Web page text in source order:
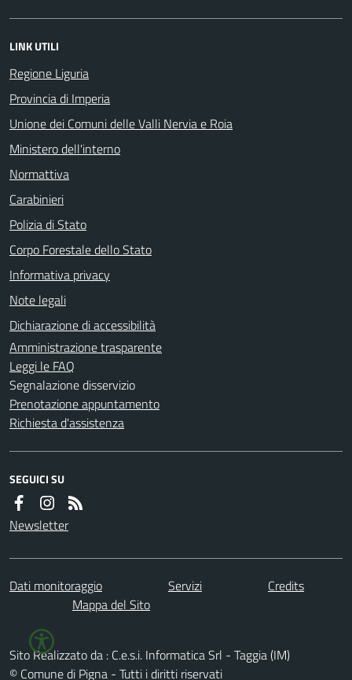
LINK UTILI
Regione Liguria
Provincia di Imperia
Unione dei Comuni delle Valli Nervia e Roia
Ministero dell'interno
Normattiva
Carabinieri
Polizia di Stato
Corpo Forestale dello Stato
Informativa privacy
Note legali
Dichiarazione di accessibilità
Amministrazione trasparente
Leggi le FAQ
Segnalazione disservizio
Prenotazione appuntamento
Richiesta d'assistenza
SEGUICI SU
Newsletter
Dati monitoraggio Servizi
Credits
Mappa del Sito
Sito Realizzato da : C.e.s.i. Informatica Srl - Taggia (IM)
© Comune di Pigna - Tutti i diritti riservati